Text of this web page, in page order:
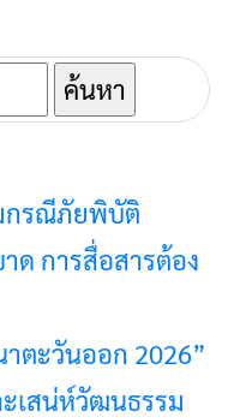
กรณีภัยพิบัติ
ด การสื่อสารต้อง
ตะวันออก 2026”
เสน่ห์วัฒนธรรม